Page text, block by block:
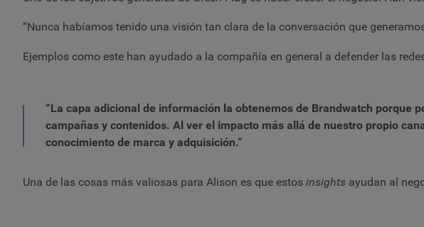
“Nunca habíamos tenido una visión tan clara de la conversación que
Ejemplos como este han ayudado a la compañía en general a defender las
“La capa adicional de información la obtenemos de Brandwatch
campañas y contenidos. Al ver el impacto más allá de nuestro propio
conocimiento de marca y adquisición.”
Una de las cosas más valiosas para Alison es que estos insights ayudan al